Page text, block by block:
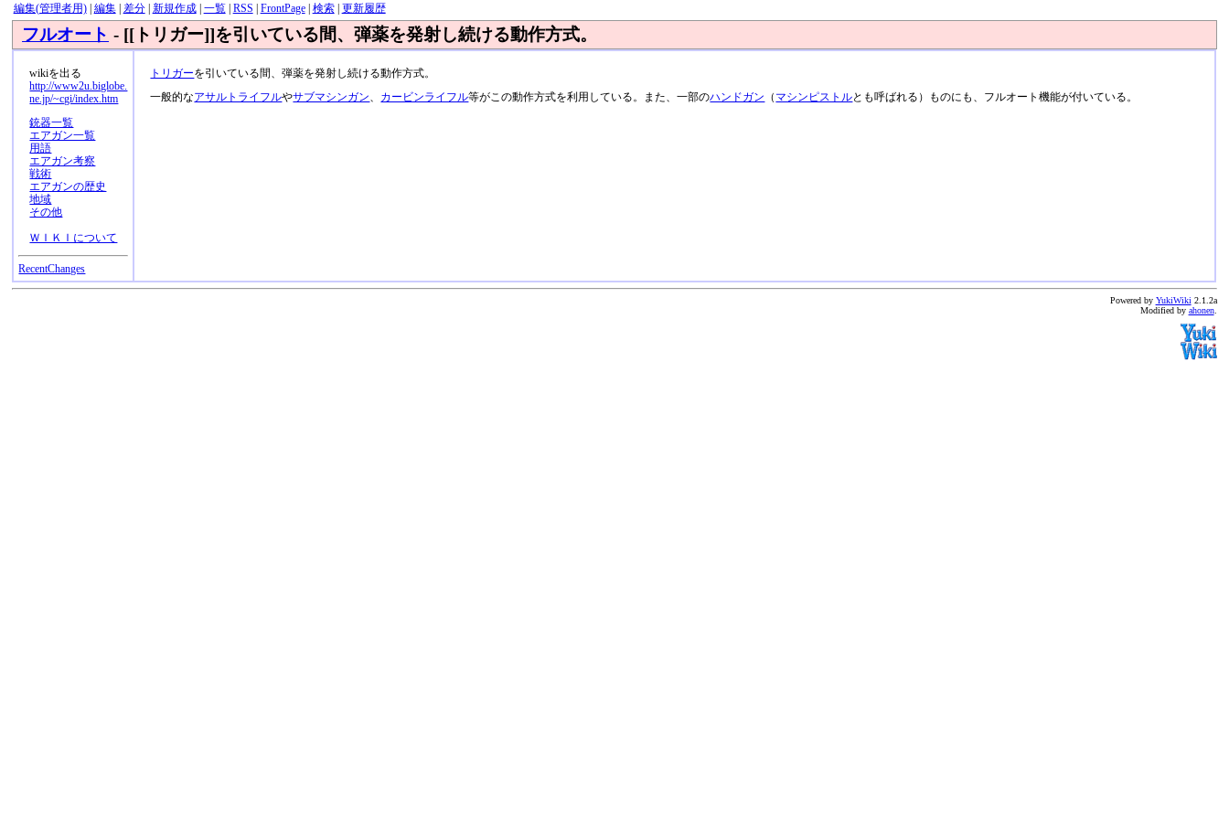
編集(管理者用)| 編集| 差分| 新規作成| 一覧| RSS FrontPage| 検索| 更新履歴
フルオート - [[トリガー]]を引いている間、弾薬を発射し続ける動作方式。
wikiを出る
http://www2u.biglobe.
ne.jp/~cgi/index.htm
銃器一覧
エアガン一覧
用語
エアガン考察
戦術
エアガンの歴史
地域
その他
ＷＩＫＩについて
RecentChanges
トリガーを引いている間、弾薬を発射し続ける動作方式。
一般的なアサルトライフルやサブマシンガン、 カービンライフル等がこの動作方式を利用している。また、一部のハンドガン （ マシンピストルとも呼ばれる）ものにも、フルオート機能が付いている。
Powered by YukiWiki 2.1.2a
Modified by ahonen.